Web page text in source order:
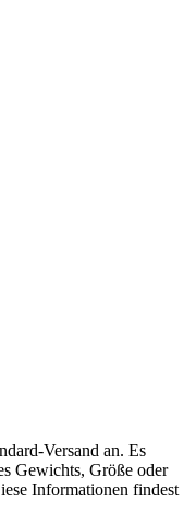
Versand an. Es
Gewichts, Größe oder
Informationen findest